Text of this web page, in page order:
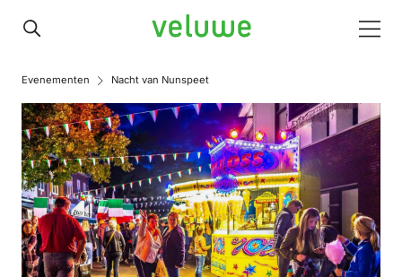
Veluwe
Evenementen Nacht van Nunspeet